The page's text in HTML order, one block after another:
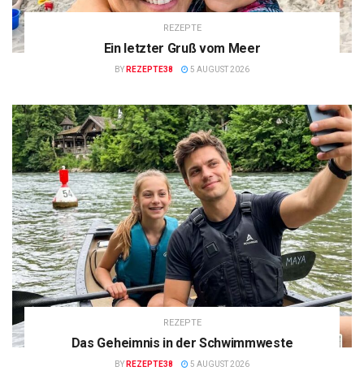
REZEPTE
Ein letzter Gruß vom Meer
BY REZEPTE38 5 AUGUST 2026
REZEPTE
Das Geheimnis in der Schwimmweste
BY REZEPTE38 5 AUGUST 2026